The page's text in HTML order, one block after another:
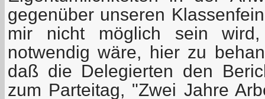
gegenüber unseren
mir nicht möglich sein
notwendig wäre, hier zu
daß die Delegierten den
zum Parteitag, "Zwei Jahre